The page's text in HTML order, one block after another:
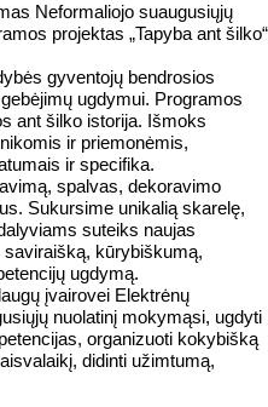
Neformaliojo suaugusiųjų
projektas „Tapyba ant šilko“
gyventojų bendrosios
ugdymui. Programos
ant šilko istorija. Išmoks
ir priemonėmis,
ir specifika.
spalvas, dekoravimo
Sukursime unikalią skarelę,
suteiks naujas
kūrybiškumą,
ugdymą.
įvairovei Elektrėnų
nuolatinį mokymąsi, ugdyti
organizuoti kokybišką
didinti užimtumą,